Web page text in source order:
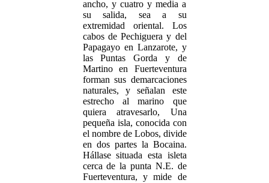
ancho, y cuatro y media a
su salida, sea a su
extremidad oriental. Los
cabos de Pechiguera y del
Papagayo en Lanzarote, y
las Puntas Gorda y de
Martino en Fuerteventura
forman sus demarcaciones
naturales, y señalan este
estrecho al marino que
quiera atravesarlo, Una
pequeña isla, conocida con
el nombre de Lobos, divide
en dos partes la Bocaina.
Hállase situada esta isleta
cerca de la punta N.E. de
Fuerteventura, y mide de